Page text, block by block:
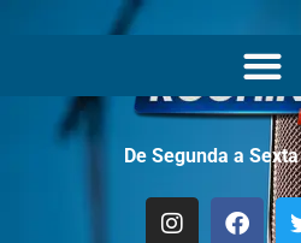
De Segunda a